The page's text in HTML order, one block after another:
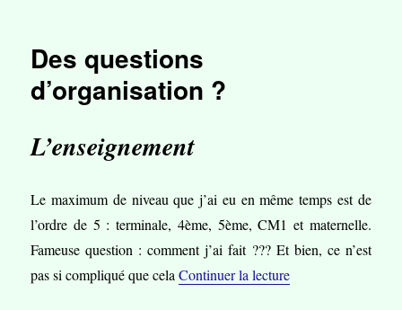
Des questions
d’organisation ?
L’enseignement
Le maximum de niveau que j’ai eu en même temps est de
l’ordre de 5 : terminale, 4ème, 5ème, CM1 et maternelle.
Fameuse question : comment j’ai fait ??? Et bien, ce n’est
pas si compliqué que celaContinuer la lecturede « Des questions